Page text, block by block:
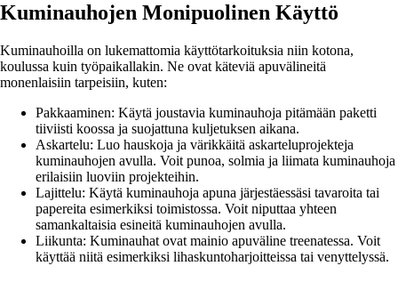
Kuminauhojen Monipuolinen Käyttö
Kuminauhoilla on lukemattomia käyttötarkoituksia niin kotona,
koulussa kuin työpaikallakin. Ne ovat käteviä apuvälineitä
monenlaisiin tarpeisiin, kuten:
Pakkaaminen: Käytä joustavia kuminauhoja pitämään paketti
tiiviisti koossa ja suojattuna kuljetuksen aikana.
Askartelu: Luo hauskoja ja värikkäitä askarteluprojekteja
kuminauhojen avulla. Voit punoa, solmia ja liimata kuminauhoja
erilaisiin luoviin projekteihin.
Lajittelu: Käytä kuminauhoja apuna järjestäessäsi tavaroita tai
papereita esimerkiksi toimistossa. Voit niputtaa yhteen
samankaltaisia esineitä kuminauhojen avulla.
Liikunta: Kuminauhat ovat mainio apuväline treenatessa. Voit
käyttää niitä esimerkiksi lihaskuntoharjoitteissa tai venyttelyssä.